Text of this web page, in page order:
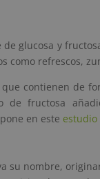
glucosa y
como refrescos,
contienen de
de fructosa
en este estudio
su nombre,